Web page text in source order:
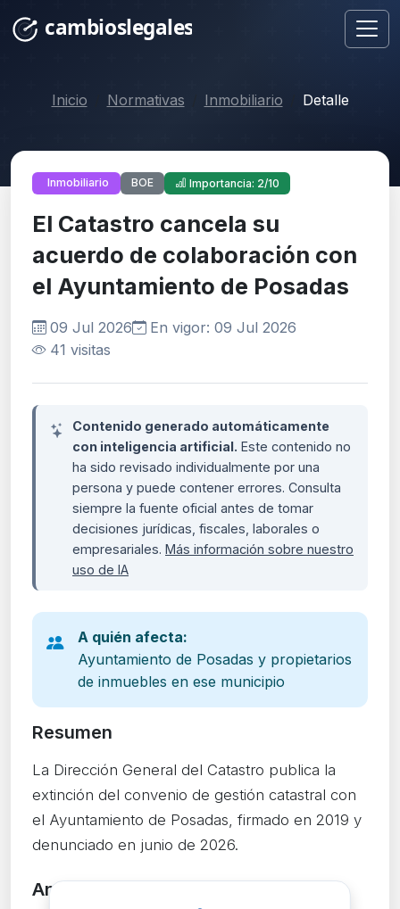
Inicio Normativas Inmobiliario Detalle
Inmobiliario BOE Importancia: 2/10
El Catastro cancela su
acuerdo de colaboración con
el Ayuntamiento de Posadas
09 Jul 2026
En vigor: 09 Jul 2026
41 visitas
Contenido generado automáticamente
con inteligencia artificial. Este contenido no
ha sido revisado individualmente por una
persona y puede contener errores. Consulta
siempre la fuente oficial antes de tomar
decisiones jurídicas, fiscales, laborales o
empresariales. Más información sobre nuestro
uso de IA
A quién afecta:
Ayuntamiento de Posadas y propietarios
de inmuebles en ese municipio
Resumen
La Dirección General del Catastro publica la
extinción del convenio de gestión catastral con
el Ayuntamiento de Posadas, firmado en 2019 y
denunciado en junio de 2026.
Análisis detallado